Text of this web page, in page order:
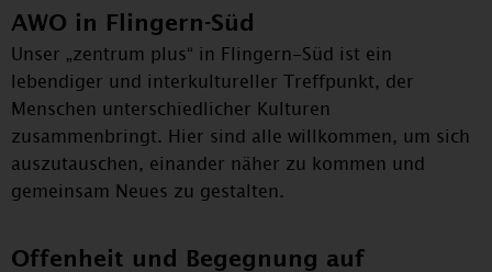
AWO in Flingern-Süd
Unser „zentrum plus“ in Flingern-Süd ist ein
lebendiger und interkultureller Treffpunkt, der
Menschen unterschiedlicher Kulturen
zusammenbringt. Hier sind alle willkommen, um sich
auszutauschen, einander näher zu kommen und
gemeinsam Neues zu gestalten.
Offenheit und Begegnung auf